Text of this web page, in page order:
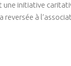
une initiative
reversée à